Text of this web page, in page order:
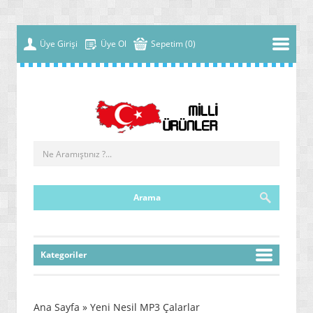
Üye Girişi Üye Ol Sepetim (0)
Kategoriler
» ÇOK FONKSİYONLU MAKİNELER
Ana Sayfa » Yeni Nesil MP3 Çalarlar